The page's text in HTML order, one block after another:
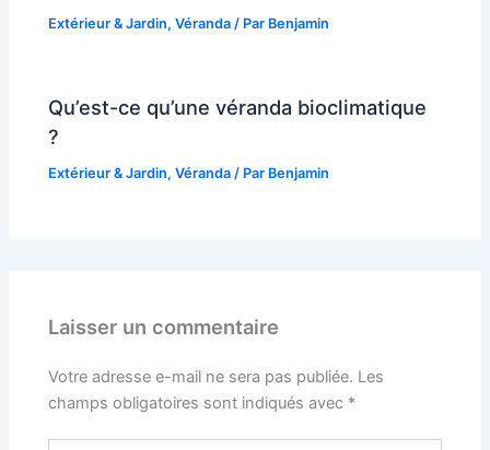
Extérieur & Jardin,Véranda / Par Benjamin
Qu’est-ce qu’une véranda bioclimatique
?
Extérieur & Jardin,Véranda / Par Benjamin
Laisser un commentaire
Votre adresse e-mail ne sera pas publiée. Les
champs obligatoires sont indiqués avec *